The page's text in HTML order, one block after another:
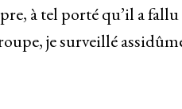
à tel porté qu’il a
je surveillé